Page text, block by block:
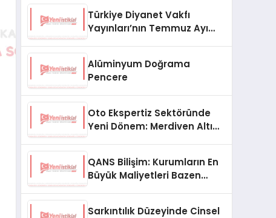
Türkiye Diyanet Vakfı
Yayınları’nın Temmuz Ayı
Alüminyum Doğrama
Pencere
Oto Ekspertiz Sektöründe
Yeni Dönem: Merdiven Altı
QANS Bilişim: Kurumların En
Büyük Maliyetleri Bazen
Sarkıntılık Düzeyinde Cinsel